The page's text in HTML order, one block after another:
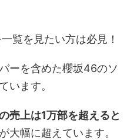
覧を見たい方は必見！
ーを含めた櫻坂46のソ
います。
売上は1万部を超えると
大幅に超えています。